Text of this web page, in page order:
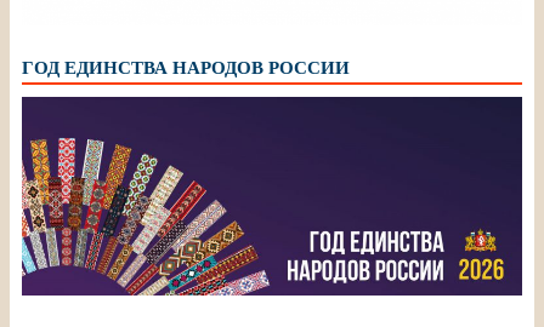
ГОД ЕДИНСТВА НАРОДОВ РОССИИ